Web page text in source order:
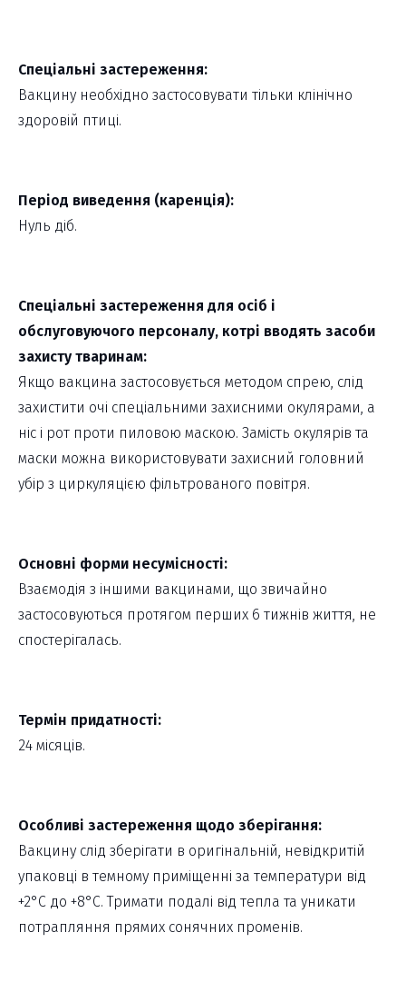
Спеціальні застереження:
Вакцину необхідно застосовувати тільки клінічно
здоровій птиці.
Період виведення (каренція):
Нуль діб.
Спеціальні застереження для осіб і
обслуговуючого персоналу, котрі вводять засоби
захисту тваринам:
Якщо вакцина застосовується методом спрею, слід
захистити очі спеціальними захисними окулярами, а
ніс і рот проти пиловою маскою. Замість окулярів та
маски можна використовувати захисний головний
убір з циркуляцією фільтрованого повітря.
Основні форми несумісності:
Взаємодія з іншими вакцинами, що звичайно
застосовуються протягом перших 6 тижнів життя, не
спостерігалась.
Термін придатності:
24 місяців.
Особливі застереження щодо зберігання:
Вакцину слід зберігати в оригінальній, невідкритій
упаковці в темному приміщенні за температури від
+2°С до +8°С. Тримати подалі від тепла та уникати
потрапляння прямих сонячних променів.